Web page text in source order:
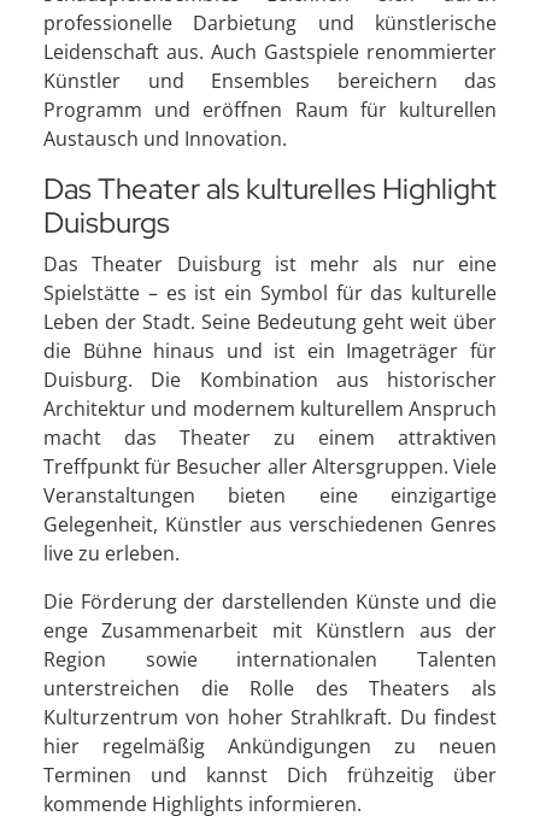
professionelle Darbietung und künstlerische
Leidenschaft aus. Auch Gastspiele renommierter
Künstler und Ensembles bereichern das
Programm und eröffnen Raum für kulturellen
Austausch und Innovation.
Das Theater als kulturelles Highlight
Duisburgs
Das Theater Duisburg ist mehr als nur eine
Spielstätte – es ist ein Symbol für das kulturelle
Leben der Stadt. Seine Bedeutung geht weit über
die Bühne hinaus und ist ein Imageträger für
Duisburg. Die Kombination aus historischer
Architektur und modernem kulturellem Anspruch
macht das Theater zu einem attraktiven
Treffpunkt für Besucher aller Altersgruppen. Viele
Veranstaltungen bieten eine einzigartige
Gelegenheit, Künstler aus verschiedenen Genres
live zu erleben.
Die Förderung der darstellenden Künste und die
enge Zusammenarbeit mit Künstlern aus der
Region sowie internationalen Talenten
unterstreichen die Rolle des Theaters als
Kulturzentrum von hoher Strahlkraft. Du findest
hier regelmäßig Ankündigungen zu neuen
Terminen und kannst Dich frühzeitig über
kommende Highlights informieren.